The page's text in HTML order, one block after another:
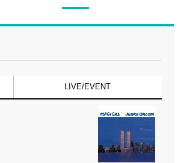
LIVE/EVENT